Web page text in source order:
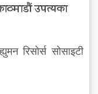
उपत्यका
रिसोर्स सोसाइटी